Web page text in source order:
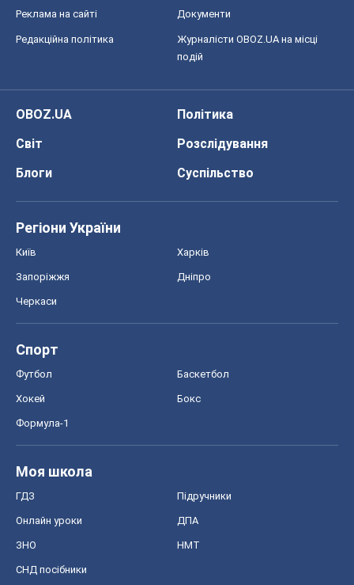
Реклама на сайті Документи
Редакційна політика
Журналісти OBOZ.UA на місці
подій
OBOZ.UA
Політика
Світ
Розслідування
Блоги
Суспільство
Регіони України
Київ Харків
Запоріжжя Дніпро
Черкаси
Спорт
Футбол Баскетбол
Хокей Бокс
Формула-1
Моя школа
ГДЗ Підручники
Онлайн уроки ДПА
ЗНО НМТ
СНД посібники